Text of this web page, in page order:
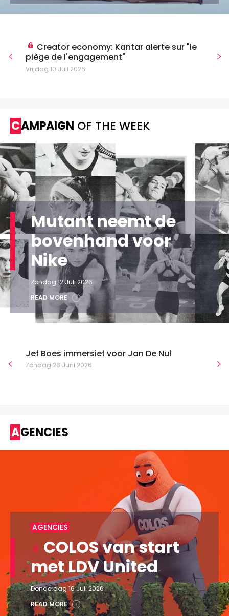
Creator economy: Kantar alerte sur "le
piège de l'engagement"
Vrijdag 10 Juli 2026
CAMPAIGN OF THE WEEK
Mutant neemt de
bovenhand voor
Nike
Zondag 12 Juli 2026
READ MORE
Jef Boes immersief voor Jan De Nul
Zondag 28 Juni 2026
AGENCIES
AGENCIES
COLOS van start
met LDV United
Donderdag 16 Juli 2026
READ MORE